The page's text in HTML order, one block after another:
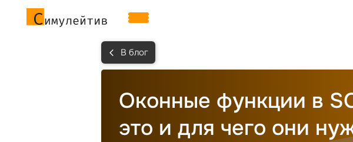
В блог
Оконные функции в
это и для чего они